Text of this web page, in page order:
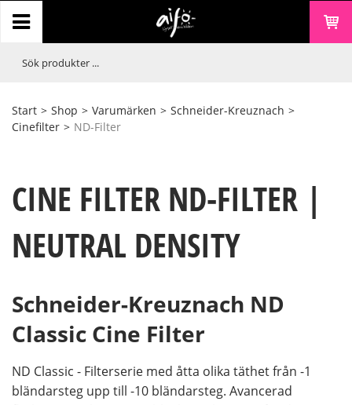
Start > Shop > Varumärken > Schneider-Kreuznach >
Cinefilter > ND-Filter
CINE FILTER ND-FILTER |
NEUTRAL DENSITY
Schneider-Kreuznach ND
Classic Cine Filter
ND Classic - Filterserie med åtta olika täthet från -1
bländarsteg upp till -10 bländarsteg. Avancerad